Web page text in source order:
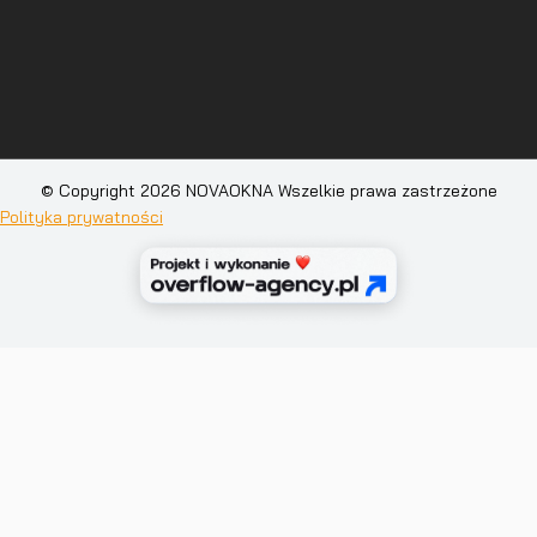
© Copyright 2026 NOVAOKNA Wszelkie prawa zastrzeżone
Polityka prywatności